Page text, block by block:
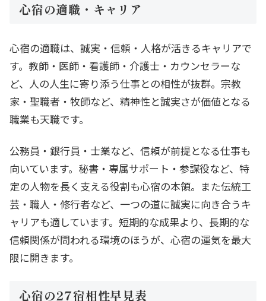
心宿の適職・キャリア
心宿の適職は、誠実・信頼・人格が活きるキャリアで
す。教師・医師・看護師・介護士・カウンセラーな
ど、人の人生に寄り添う仕事との相性が抜群。宗教
家・聖職者・牧師など、精神性と誠実さが価値となる
職業も天職です。
公務員・銀行員・士業など、信頼が前提となる仕事も
向いています。秘書・専属サポート・参謀役など、特
定の人物を長く支える役割も心宿の本領。また伝統工
芸・職人・修行者など、一つの道に誠実に向き合うキ
ャリアも適しています。短期的な成果より、長期的な
信頼関係が問われる環境のほうが、心宿の運気を最大
限に開きます。
心宿の27宿相性早見表